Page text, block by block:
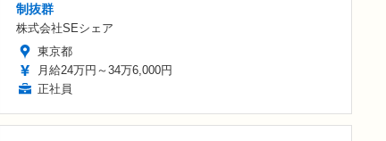
制抜群
株式会社SEシェア
東京都
月給24万円～34万6,000円
正社員